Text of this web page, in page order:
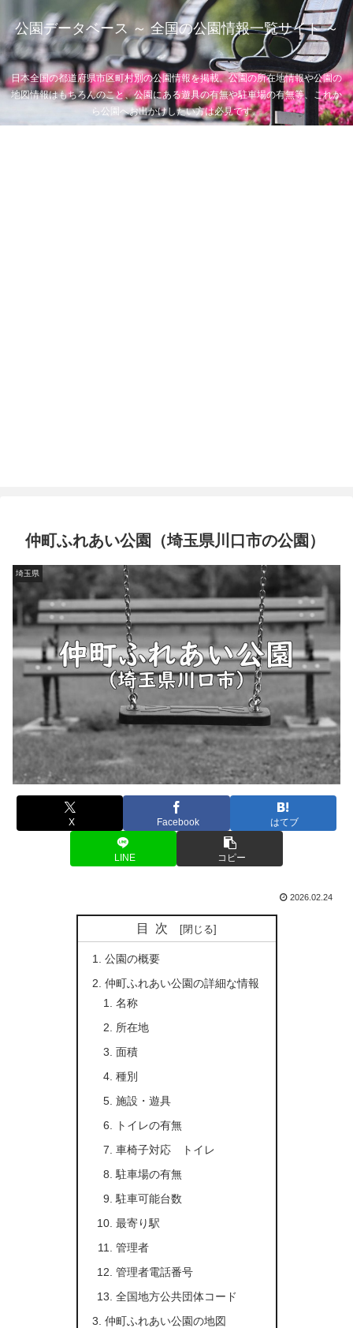
公園データベース ～ 全国の公園情報一覧サイト ～
日本全国の都道府県市区町村別の公園情報を掲載。公園の所在地情報や公園の
地図情報はもちろんのこと、公園にある遊具の有無や駐車場の有無等、これか
ら公園へお出かけしたい方は必見です。
仲町ふれあい公園（埼玉県川口市の公園）
埼玉県
X Facebook はてブ
LINE コピー
2026.02.24
目次
公園の概要
仲町ふれあい公園の詳細な情報
名称
所在地
面積
種別
施設・遊具
トイレの有無
車椅子対応 トイレ
駐車場の有無
駐車可能台数
最寄り駅
管理者
管理者電話番号
全国地方公共団体コード
仲町ふれあい公園の地図